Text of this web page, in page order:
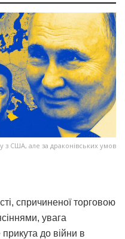
з США, але за драконівських умов
спричиненої торговою
увага
до війни в